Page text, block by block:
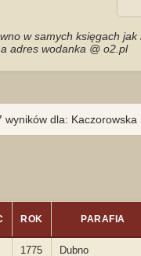
w samych księgach jak
adres wodanka @ o2.pl
wyników dla: Kaczorowska
ROK PARAFIA
1775 Dubno